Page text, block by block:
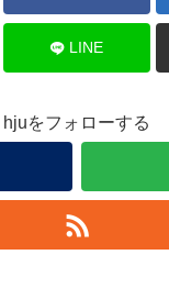
LINE
hjuをフォローする